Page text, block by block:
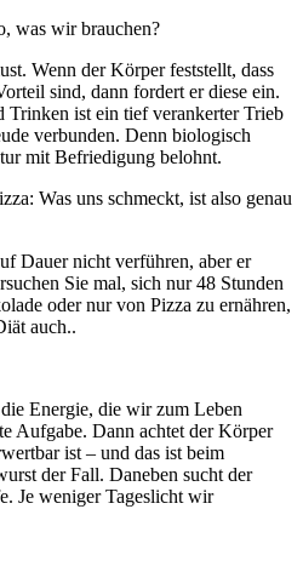
was wir brauchen?
Wenn der Körper feststellt, dass
sind, dann fordert er diese ein.
Trinken ist ein tief verankerter Trieb
verbunden. Denn biologisch
mit Befriedigung belohnt.
Was uns schmeckt, ist also genau
Dauer nicht verführen, aber er
Sie mal, sich nur 48 Stunden
oder nur von Pizza zu ernähren,
auch..
Energie, die wir zum Leben
Aufgabe. Dann achtet der Körper
ist – und das ist beim
der Fall. Daneben sucht der
Je weniger Tageslicht wir